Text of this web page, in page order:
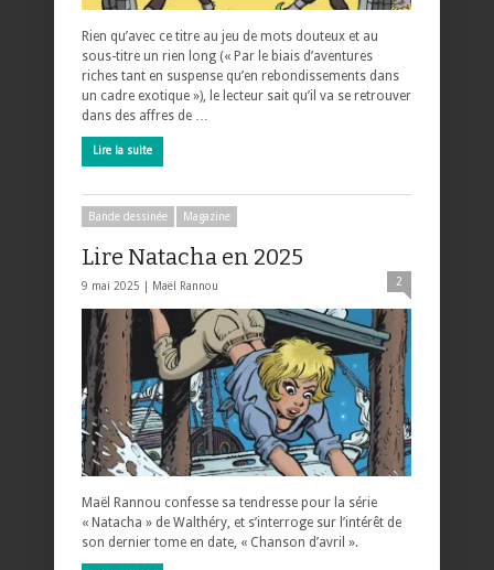
Rien qu’avec ce titre au jeu de mots douteux et au
sous-titre un rien long (« Par le biais d’aventures
riches tant en suspense qu’en rebondissements dans
un cadre exotique »), le lecteur sait qu’il va se retrouver
dans des affres de …
Lire la suite
Bande dessinée Magazine
Lire Natacha en 2025
9 mai 2025 | Maël Rannou 2
Maël Rannou confesse sa tendresse pour la série
« Natacha » de Walthéry, et s’interroge sur l’intérêt de
son dernier tome en date, « Chanson d’avril ».